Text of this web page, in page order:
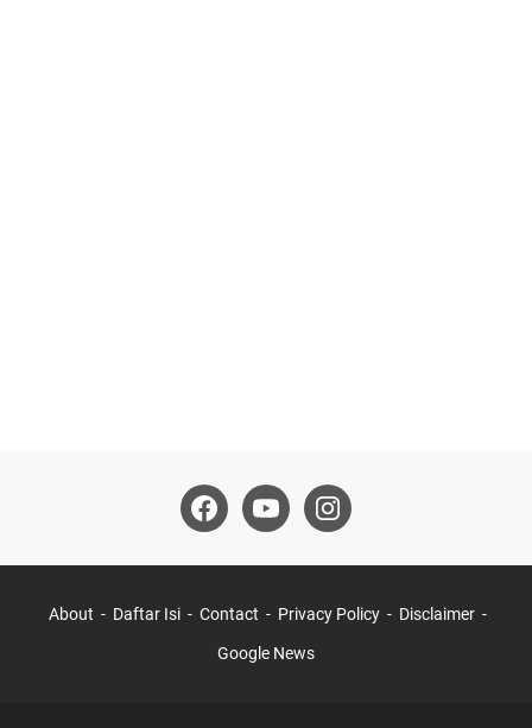
About Daftar Isi Contact Privacy Policy Disclaimer
Google News